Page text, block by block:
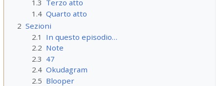
1.3 Terzo atto
1.4 Quarto atto
2 Sezioni
2.1
In questo episodio…
2.2 Note
2.3 47
2.4 Okudagram
2.5 Blooper